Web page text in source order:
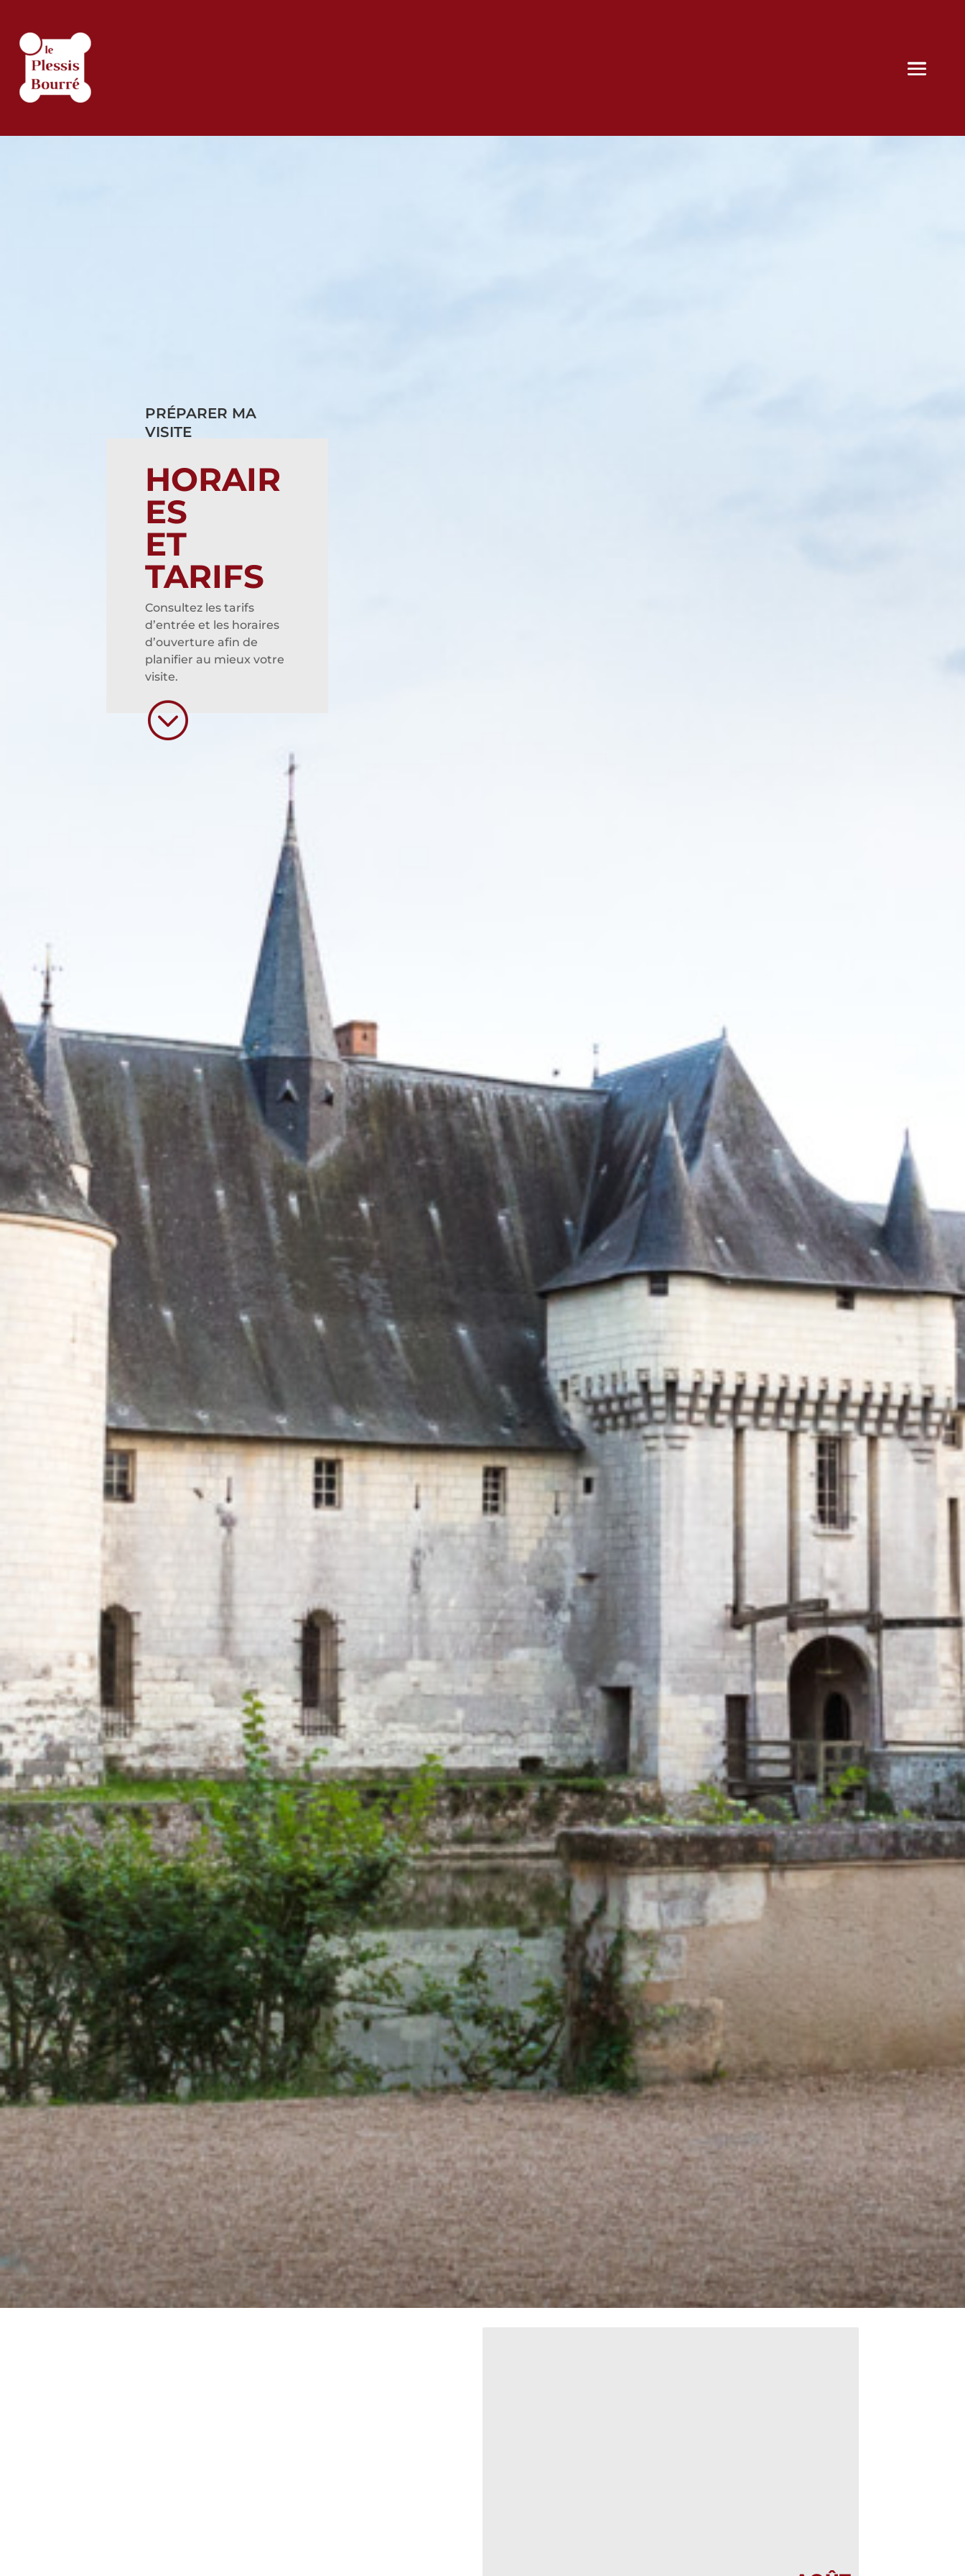
PRÉPARER MA
VISITE
HORAIR
ES
ET
TARIFS
Consultez les tarifs
d’entrée et les horaires
d’ouverture afin de
planifier au mieux votre
visite.
;